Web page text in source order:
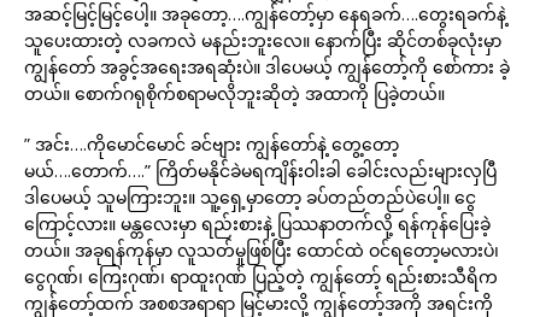
အဆင့်မြင့်မြင့်ပေါ့။ အခုတော့….ကျွန်တော့်မှာ နေရခက်….တွေးရခက်နဲ့
သူပေးထားတဲ့ လခကလဲ မနည်းဘူးလေ။ နောက်ပြီး ဆိုင်တစ်ခုလုံးမှာ
ကျွန်တော် အခွင့်အရေးအရဆုံးပဲ။ ဒါပေမယ့် ကျွန်တော့်ကို စော်ကား ခဲ့
တယ်။ စောက်ဂရုစိုက်စရာမလိုဘူးဆိုတဲ့ အထာကို ပြခဲ့တယ်။
” အင်း….ကိုမောင်မောင် ခင်ဗျား ကျွန်တော်နဲ့ တွေ့တော့
မယ်….တောက်….” ကြိတ်မနိုင်ခဲမရကျိန်းဝါးခါ ခေါင်းလည်းများလှပြီ
ဒါပေမယ့် သူမကြားဘူး။ သူ့ရှေ့မှာတော့ ခပ်တည်တည်ပဲပေါ့။ ငွေ
ကြောင့်လား။ မန္တလေးမှာ ရည်းစားနဲ့ ပြဿနာတက်လို့ ရန်ကုန်ပြေးခဲ့
တယ်။ အခုရန်ကုန်မှာ လူသတ်မှုဖြစ်ပြီး ထောင်ထဲ ဝင်ရတော့မလားပဲ၊
ငွေဂုဏ်၊ ကြေးဂုဏ်၊ ရာထူးဂုဏ် ပြည့်တဲ့ ကျွန်တော့် ရည်းစားသီရိက
ကျွန်တော့်ထက် အစစအရာရာ မြင့်မားလို့ ကျွန်တော့်အကို အရင်းကို